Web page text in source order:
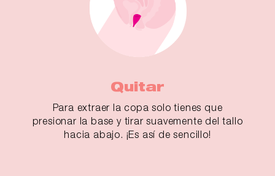
Quitar
Para extraer la copa solo tienes que
presionar la base y tirar suavemente del tallo
hacia abajo. ¡Es así de sencillo!